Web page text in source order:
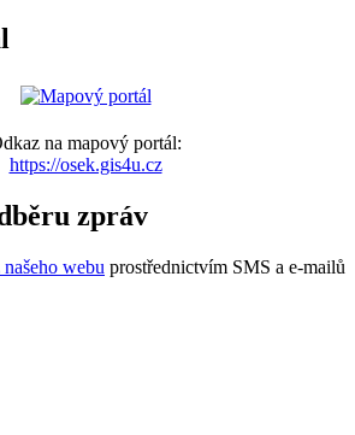
na mapový portál:
https://osek.gis4u.cz
zpráv
webu prostřednictvím SMS a e-mailů